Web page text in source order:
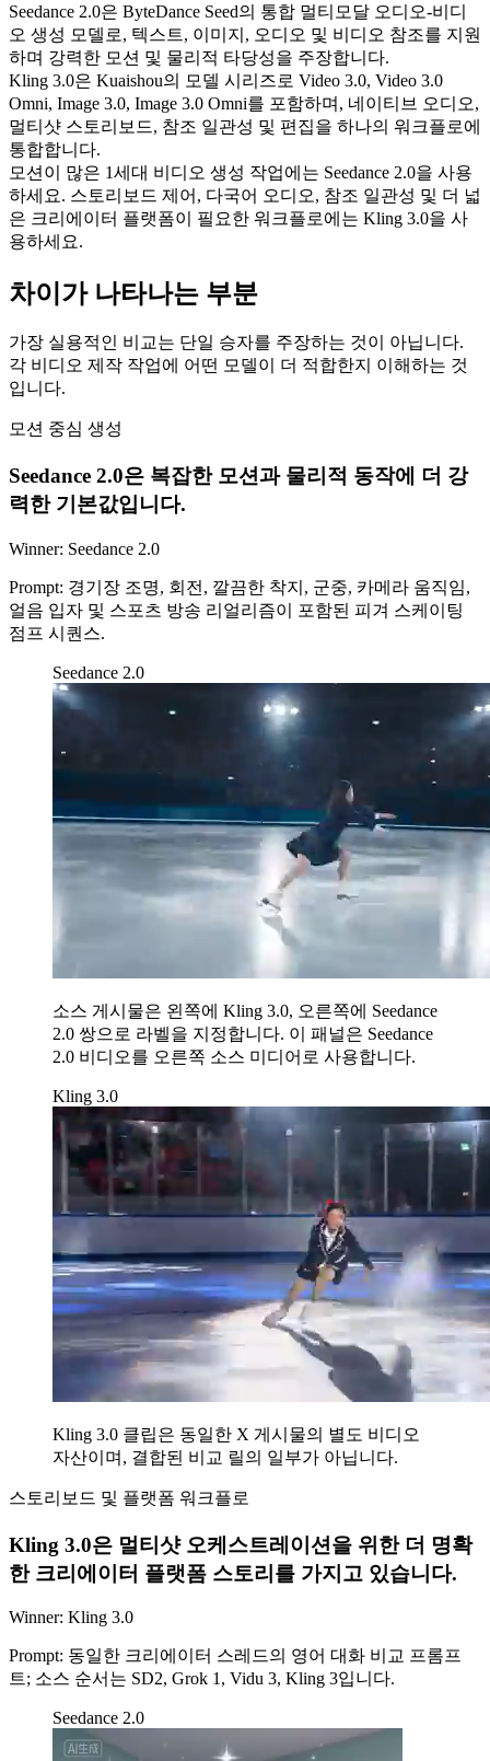
Seedance 2.0은 ByteDance Seed의 통합 멀티모달 오디오-비디
오 생성 모델로, 텍스트, 이미지, 오디오 및 비디오 참조를 지원
하며 강력한 모션 및 물리적 타당성을 주장합니다.
Kling 3.0은 Kuaishou의 모델 시리즈로 Video 3.0, Video 3.0
Omni, Image 3.0, Image 3.0 Omni를 포함하며, 네이티브 오디오,
멀티샷 스토리보드, 참조 일관성 및 편집을 하나의 워크플로에
통합합니다.
모션이 많은 1세대 비디오 생성 작업에는 Seedance 2.0을 사용
하세요. 스토리보드 제어, 다국어 오디오, 참조 일관성 및 더 넓
은 크리에이터 플랫폼이 필요한 워크플로에는 Kling 3.0을 사
용하세요.
차이가 나타나는 부분
가장 실용적인 비교는 단일 승자를 주장하는 것이 아닙니다.
각 비디오 제작 작업에 어떤 모델이 더 적합한지 이해하는 것
입니다.
모션 중심 생성
Seedance 2.0은 복잡한 모션과 물리적 동작에 더 강
력한 기본값입니다.
Winner: Seedance 2.0
Prompt: 경기장 조명, 회전, 깔끔한 착지, 군중, 카메라 움직임,
얼음 입자 및 스포츠 방송 리얼리즘이 포함된 피겨 스케이팅
점프 시퀀스.
Seedance 2.0
소스 게시물은 왼쪽에 Kling 3.0, 오른쪽에 Seedance
2.0 쌍으로 라벨을 지정합니다. 이 패널은 Seedance
2.0 비디오를 오른쪽 소스 미디어로 사용합니다.
Kling 3.0
Kling 3.0 클립은 동일한 X 게시물의 별도 비디오
자산이며, 결합된 비교 릴의 일부가 아닙니다.
스토리보드 및 플랫폼 워크플로
Kling 3.0은 멀티샷 오케스트레이션을 위한 더 명확
한 크리에이터 플랫폼 스토리를 가지고 있습니다.
Winner: Kling 3.0
Prompt: 동일한 크리에이터 스레드의 영어 대화 비교 프롬프
트; 소스 순서는 SD2, Grok 1, Vidu 3, Kling 3입니다.
Seedance 2.0